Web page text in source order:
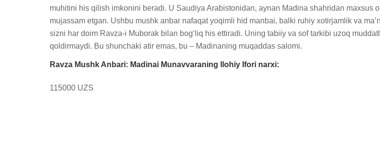
muhitini his qilish imkonini beradi. U Saudiya Arabistonidan, aynan Madina shahridan maxsus
mujassam etgan. Ushbu mushk anbar nafaqat yoqimli hid manbai, balki ruhiy xotirjamlik va
sizni har doim Ravza-i Muborak bilan bog‘liq his ettiradi. Uning tabiiy va sof tarkibi uzoq
qoldirmaydi. Bu shunchaki atir emas, bu – Madinaning muqaddas salomi.
Ravza Mushk Anbari: Madinai Munavvaraning Ilohiy Ifori narxi:
115000 UZS